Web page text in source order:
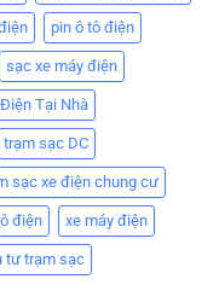
pin ô tô điện
sạc xe máy điện
Tại Nhà
trạm sạc DC
sạc xe điện chung cư
điện xe máy điện
tư trạm sạc